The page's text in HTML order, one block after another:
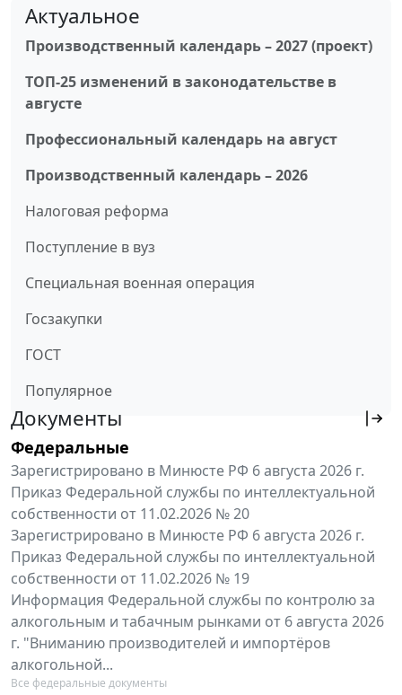
Актуальное
Производственный календарь – 2027 (проект)
ТОП-25 изменений в законодательстве в
августе
Профессиональный календарь на август
Производственный календарь – 2026
Налоговая реформа
Поступление в вуз
Специальная военная операция
Госзакупки
ГОСТ
Популярное
Документы
Федеральные
Зарегистрировано в Минюсте РФ 6 августа 2026 г.
Приказ Федеральной службы по интеллектуальной
собственности от 11.02.2026 № 20
Зарегистрировано в Минюсте РФ 6 августа 2026 г.
Приказ Федеральной службы по интеллектуальной
собственности от 11.02.2026 № 19
Информация Федеральной службы по контролю за
алкогольным и табачным рынками от 6 августа 2026
г. "Вниманию производителей и импортёров
алкогольной...
Все федеральные документы